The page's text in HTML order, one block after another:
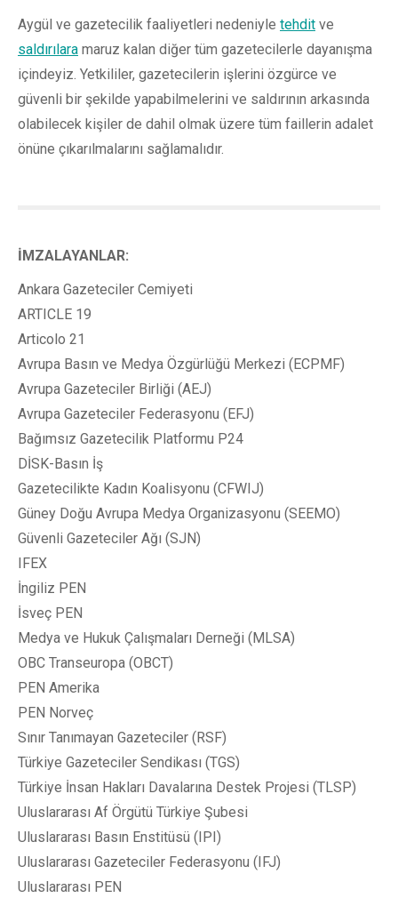
Aygül ve gazetecilik faaliyetleri nedeniyle tehdit ve
saldırılara maruz kalan diğer tüm gazetecilerle dayanışma
içindeyiz. Yetkililer, gazetecilerin işlerini özgürce ve
güvenli bir şekilde yapabilmelerini ve saldırının arkasında
olabilecek kişiler de dahil olmak üzere tüm faillerin adalet
önüne çıkarılmalarını sağlamalıdır.
İMZALAYANLAR:
Ankara Gazeteciler Cemiyeti
ARTICLE 19
Articolo 21
Avrupa Basın ve Medya Özgürlüğü Merkezi (ECPMF)
Avrupa Gazeteciler Birliği (AEJ)
Avrupa Gazeteciler Federasyonu (EFJ)
Bağımsız Gazetecilik Platformu P24
DİSK-Basın İş
Gazetecilikte Kadın Koalisyonu (CFWIJ)
Güney Doğu Avrupa Medya Organizasyonu (SEEMO)
Güvenli Gazeteciler Ağı (SJN)
IFEX
İngiliz PEN
İsveç PEN
Medya ve Hukuk Çalışmaları Derneği (MLSA)
OBC Transeuropa (OBCT)
PEN Amerika
PEN Norveç
Sınır Tanımayan Gazeteciler (RSF)
Türkiye Gazeteciler Sendikası (TGS)
Türkiye İnsan Hakları Davalarına Destek Projesi (TLSP)
Uluslararası Af Örgütü Türkiye Şubesi
Uluslararası Basın Enstitüsü (IPI)
Uluslararası Gazeteciler Federasyonu (IFJ)
Uluslararası PEN